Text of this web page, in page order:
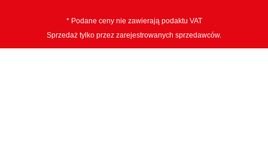
* Podane ceny nie zawierają podaktu VAT
Sprzedaż tylko przez zarejestrowanych sprzedawców.